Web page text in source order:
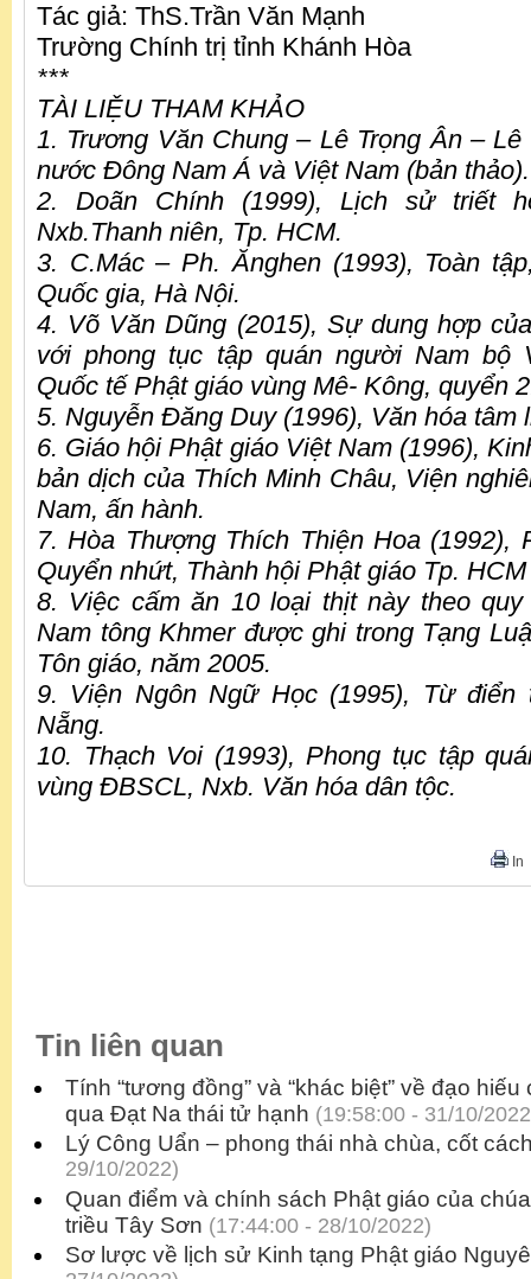
Tác giả: ThS.Trần Văn Mạnh
Trường Chính trị tỉnh Khánh Hòa
***
TÀI LIỆU THAM KHẢO
1. Trương Văn Chung – Lê Trọng Ân –
nước Đông Nam Á và Việt Nam (bản thảo).
2. Doãn Chính (1999), Lịch sử triết
Nxb.Thanh niên, Tp. HCM.
3. C.Mác – Ph. Ănghen (1993), Toàn
Quốc gia, Hà Nội.
4. Võ Văn Dũng (2015), Sự dung hợp
với phong tục tập quán người Nam bộ
Quốc tế Phật giáo vùng Mê- Kông, quyển
5. Nguyễn Đăng Duy (1996), Văn hóa tâm
6. Giáo hội Phật giáo Việt Nam (1996),
bản dịch của Thích Minh Châu, Viện
Nam, ấn hành.
7. Hòa Thượng Thích Thiện Hoa (1992),
Quyển nhứt, Thành hội Phật giáo Tp.
8. Việc cấm ăn 10 loại thịt này theo
Nam tông Khmer được ghi trong Tạng
Tôn giáo, năm 2005.
9. Viện Ngôn Ngữ Học (1995), Từ điển
Nẵng.
10. Thạch Voi (1993), Phong tục tập
vùng ĐBSCL, Nxb. Văn hóa dân tộc.
In
Tin liên quan
Tính “tương đồng” và “khác biệt” về đạo
qua Đạt Na thái tử hạnh (19:58:00 - 31/10/
Lý Công Uẩn – phong thái nhà chùa, cốt
29/10/2022)
Quan điểm và chính sách Phật giáo của
triều Tây Sơn (17:44:00 - 28/10/2022)
Sơ lược về lịch sử Kinh tạng Phật giáo